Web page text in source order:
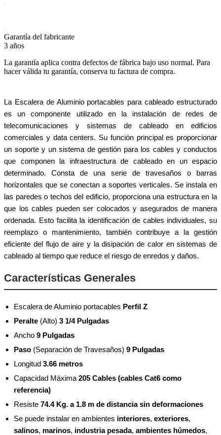
Garantía del fabricante
3 años
La garantía aplica contra defectos de fábrica bajo uso normal. Para
hacer válida tu garantía, conserva tu factura de compra.
La Escalera de Aluminio portacables para cableado estructurado
es un componente utilizado en la instalación de redes de
telecomunicaciones y sistemas de cableado en edificios
comerciales y data centers. Su función principal es proporcionar
un soporte y un sistema de gestión para los cables y conductos
que componen la infraestructura de cableado en un espacio
determinado. Consta de una serie de travesaños o barras
horizontales que se conectan a soportes verticales. Se instala en
las paredes o techos del edificio, proporciona una estructura en la
que los cables pueden ser colocados y asegurados de manera
ordenada. Esto facilita la identificación de cables individuales, su
reemplazo o mantenimiento, también contribuye a la gestión
eficiente del flujo de aire y la disipación de calor en sistemas de
cableado al tiempo que reduce el riesgo de enredos y daños.
Características Generales
Escalera de Aluminio portacables Perfil Z
Peralte (Alto) 3 1/4 Pulgadas
Ancho 9 Pulgadas
Paso (Separación de Travesaños) 9 Pulgadas
Longitud 3.66 metros
Capacidad Máxima 205 Cables (cables Cat6 como
referencia)
Resiste 74.4 Kg. a 1.8 m de distancia sin deformaciones
Se puede instalar en ambientes interiores, exteriores,
salinos, marinos, industria pesada, ambientes húmedos,